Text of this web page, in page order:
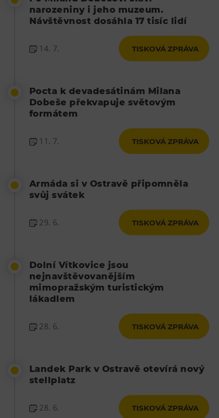
narozeniny i jeho muzeum.
Návštěvnost dosáhla 17 tisíc lidí
14. 7. TISKOVÁ ZPRÁVA
Pocta k devadesátinám Milana
Dobeše překvapuje světovým
formátem
11. 7. TISKOVÁ ZPRÁVA
Armáda si v Ostravě připomněla
svůj svátek
29. 6. TISKOVÁ ZPRÁVA
Dolní Vítkovice jsou
nejnavštěvovanějším
mimopražským turistickým
lákadlem
28. 6. TISKOVÁ ZPRÁVA
Landek Park v Ostravě otevírá nový
stellplatz
28. 6. TISKOVÁ ZPRÁVA